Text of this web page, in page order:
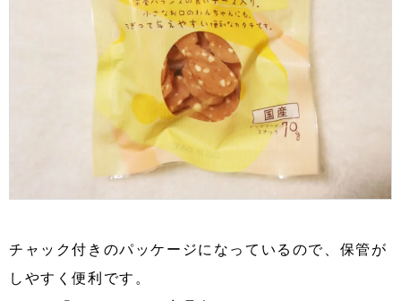
チャック付きのパッケージになっているので、保管が
しやすく便利です。